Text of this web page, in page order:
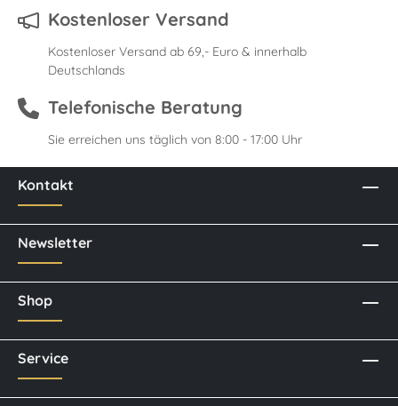
Kostenloser Versand
Kostenloser Versand ab 69,- Euro & innerhalb
Deutschlands
Telefonische Beratung
Sie erreichen uns täglich von 8:00 - 17:00 Uhr
Kontakt
Newsletter
Shop
Service